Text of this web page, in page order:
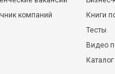
компаний
Книги
Тесты
Видео